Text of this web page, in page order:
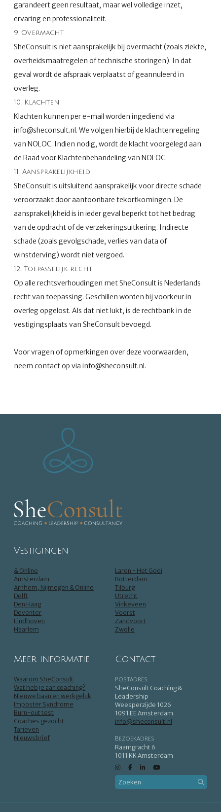
garandeert geen resultaat, maar wel volledige inzet,
ervaring en professionaliteit.
9. Overmacht
SheConsult is niet aansprakelijk bij overmacht (zoals ziekte,
overheidsmaatregelen of technische storingen). In dat
geval wordt de afspraak verplaatst of geannuleerd in
overleg.
10. Klachten
Klachten kunnen per e-mail worden ingediend via
info@sheconsult.nl. We volgen hierbij de klachtenregeling
van NOLOC. Indien nodig, wordt de klacht voorgelegd aan
de Raad voor Klachtenbehandeling van NOLOC.
11. Aansprakelijkheid
SheConsult is uitsluitend aansprakelijk voor directe schade
veroorzaakt door aantoonbare tekortkomingen. De
aansprakelijkheid is in ieder geval beperkt tot het bedrag
van de opdracht of de verzekeringsuitkering. Indirecte
schade (zoals gevolgschade, verlies van data of
winstderving) wordt niet vergoed.
12. Toepasselijk recht
Op alle rechtsverhoudingen met SheConsult is Nederlands
recht van toepassing. Geschillen worden bij voorkeur in
overleg opgelost. Als dat niet lukt, is de rechtbank in de
vestigingsplaats van SheConsult bevoegd.
Voor vragen of opmerkingen over deze voorwaarden,
neem contact op via info@sheconsult.nl.
Vestigingen
& Online
Amsterdam
Arnhem, Nijmegen & Online
Delft
Den Haag
Deventer
Eindhoven
Haarlem
Laren - Het Gooi
Rotterdam
Tilburg
Utrecht
Vinkeveen
Voorst
Zandvoort
Zwolle
Meer informatie
Waarom SheConsult
Wat heb je aan coaching?
Nieuwe baan en werkgeluk
Imposter Syndrome
Burn-out test
Coaches gezocht
Tarieven
Nieuwsbrief
Contact
Postadres
SheConsult Coaching &
Leadership
Weesperzijde 1026
1091 EE Amsterdam
info@sheconsult.nl
Bezoekadres
Raamgracht 6
1011 KK Amsterdam